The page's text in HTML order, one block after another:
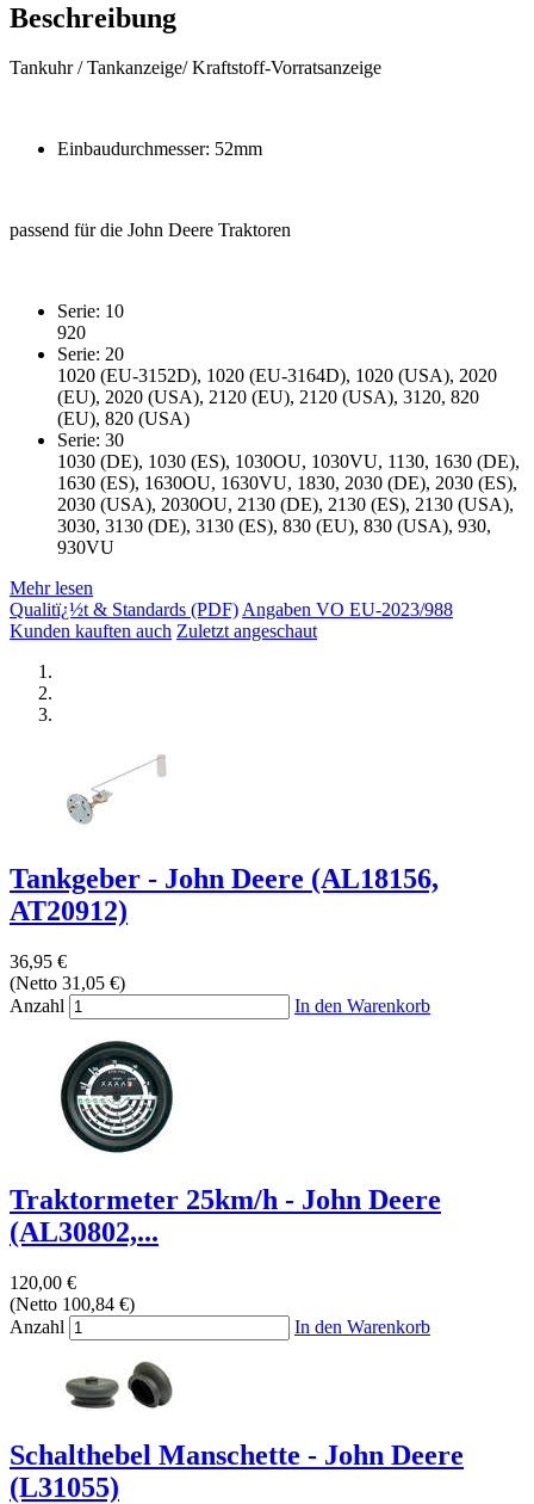
Beschreibung
Tankuhr / Tankanzeige/ Kraftstoff-Vorratsanzeige
Einbaudurchmesser: 52mm
passend für die John Deere Traktoren
Serie: 10
920
Serie: 20
1020 (EU-3152D), 1020 (EU-3164D), 1020 (USA), 2020
(EU), 2020 (USA), 2120 (EU), 2120 (USA), 3120, 820
(EU), 820 (USA)
Serie: 30
1030 (DE), 1030 (ES), 1030OU, 1030VU, 1130, 1630 (DE),
1630 (ES), 1630OU, 1630VU, 1830, 2030 (DE), 2030 (ES),
2030 (USA), 2030OU, 2130 (DE), 2130 (ES), 2130 (USA),
3030, 3130 (DE), 3130 (ES), 830 (EU), 830 (USA), 930,
930VU
Mehr lesen
Qualitï¿½t & Standards (PDF)Angaben VO EU-2023/988
Kunden kauften auch Zuletzt angeschaut
Tankgeber - John Deere (AL18156,
AT20912)
36,95 €
(Netto 31,05 €)
Anzahl
In den Warenkorb
Traktormeter 25km/h - John Deere
(AL30802,...
120,00 €
(Netto 100,84 €)
Anzahl
In den Warenkorb
Schalthebel Manschette - John Deere
(L31055)